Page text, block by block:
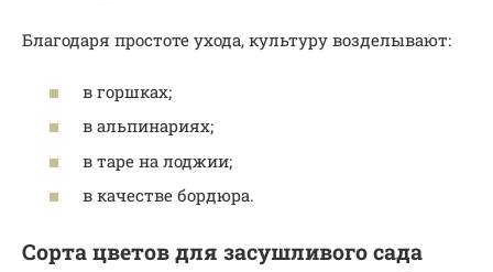
Благодаря простоте ухода, культуру возделывают:
в горшках;
в альпинариях;
в таре на лоджии;
в качестве бордюра.
Сорта цветов для засушливого сада